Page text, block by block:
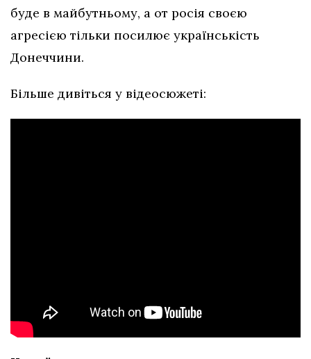
буде в майбутньому, а от росія своєю
агресією тільки посилює українськість
Донеччини.
Більше дивіться у відеосюжеті: